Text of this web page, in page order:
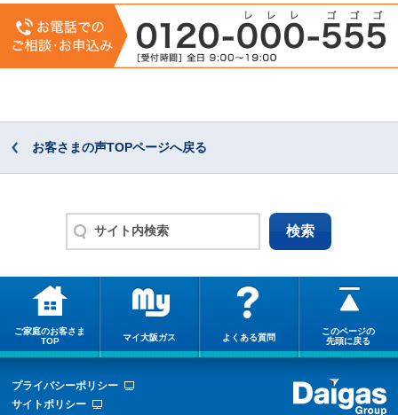
お客さまの声TOPページへ戻る
ご家庭のお客さま
TOP
マイ大阪ガス よくある質問
このページの
先頭に戻る
プライバシーポリシー
サイトポリシー